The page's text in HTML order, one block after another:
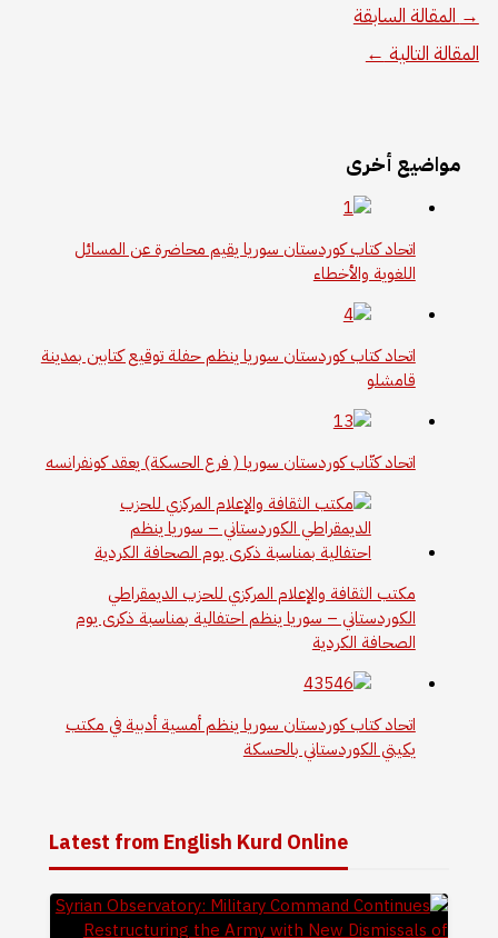
→ المقالة السابقة
المقالة التالية ←
مواضيع أخرى
اتحاد كتاب كوردستان سوريا يقيم محاضرة عن المسائل
اللغوية والأخطاء
اتحاد كتاب كوردستان سوريا ينظم حفلة توقيع كتابين بمدينة
قامشلو
اتحاد كتّاب كوردستان سوريا ( فرع الحسكة) يعقد كونفرانسه
مكتب الثقافة والإعلام المركزي للحزب الديمقراطي
الكوردستاني – سوريا ينظم احتفالية بمناسبة ذكرى يوم
الصحافة الكردية
اتحاد كتاب كوردستان سوريا ينظم أمسية أدبية في مكتب
يكيتي الكوردستاني بالحسكة
Latest from English Kurd Online